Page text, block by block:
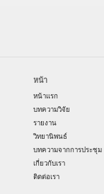
หน้า
หน้าแรก
บทความวิจัย
รายงาน
วิทยานิพนธ์
บทความจากการประชุม
เกี่ยวกับเรา
ติดต่อเรา